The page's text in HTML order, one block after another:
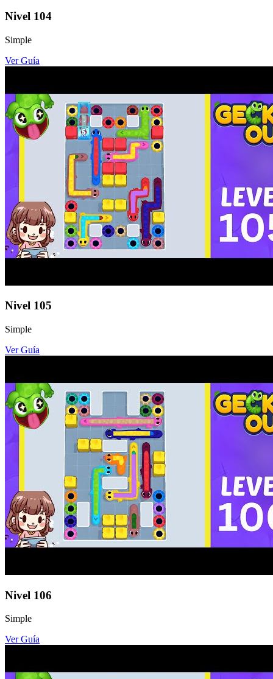
Nivel 104
Simple
Ver Guía
Nivel 105
Simple
Ver Guía
Nivel 106
Simple
Ver Guía